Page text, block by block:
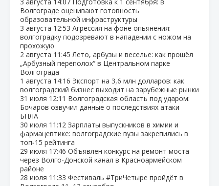
Волгограде оценивают готовность
образовательной инфраструктуры
3 августа 12:53 Агрессия на фоне опьянения:
волгоградку подозревают в нападении с ножом на
прохожую
2 августа 11:45 Лето, арбузы и веселье: как прошёл
„Арбузный переполох“ в Центральном парке
Волгограда
1 августа 14:16 Экспорт на 3,6 млн долларов: как
волгоградский бизнес выходит на зарубежные рынки
31 июля 12:11 Волгоградская область под ударом:
Бочаров озвучил данные о последствиях атаки
БПЛА
30 июля 11:12 Зарплаты выпускников в химии и
фармацевтике: волгоградские вузы закрепились в
топ‑15 рейтинга
29 июля 17:46 Объявлен конкурс на ремонт моста
через Волго‑Донской канал в Красноармейском
районе
28 июля 11:33 Фестиваль #ТриЧетыре пройдёт в